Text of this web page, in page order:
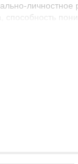
личностное
способность